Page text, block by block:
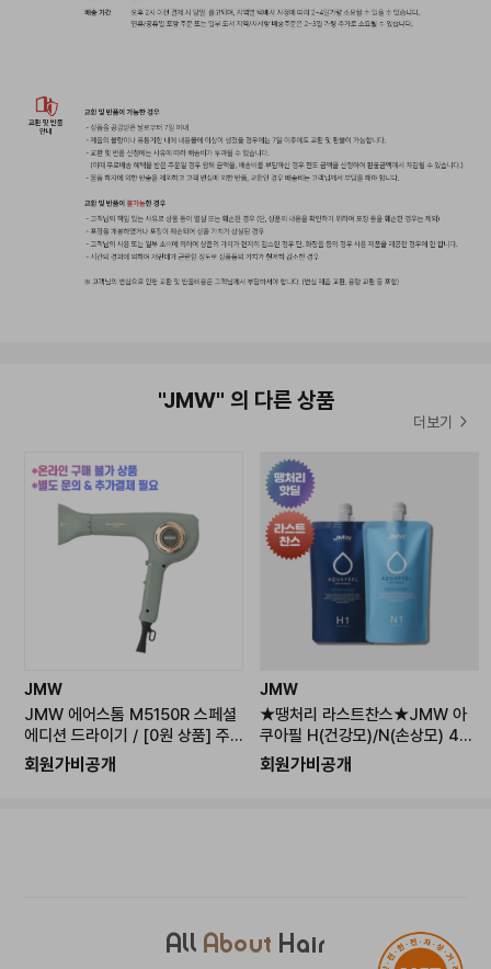
▲올어바웃헤어 결제 금액별 이벤트 ▲
주문 결제 고객께 드리는 사은품 증정 이벤트!
한정수량으로 준비한 사은품 이벤트
놓치지마세요!
*해당 이벤트 사은품은 별도 안내없이 재고 상황에 따라 변경될 수
*이벤트 사은품은 유통기간이 짧은 상품일 수 있습니다.*
-------------------------------------------------
"JMW" 의 다른 상품
더보기
JMW
JMW 에어스톰 M5150R 스페셜
에디션 드라이기 / [0원 상품] 주
문 후 개별연락 / 추가결제 진행
회원가비공개
JMW
★땡처리 라스트찬스★JMW 아
쿠아필 H(건강모)/N(손상모) 400
ml[0원 상품] 주문 후 개별연락 /
추가결제 진행
회원가비공개
All About Hair